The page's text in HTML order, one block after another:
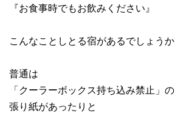
『お食事時でもお飲みください』
こんなことしとる宿があるでしょうか
普通は
「クーラーボックス持ち込み禁止」の
張り紙があったりと